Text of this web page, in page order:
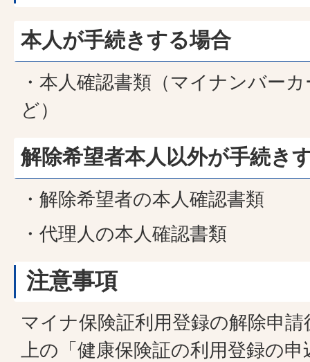
本人が手続きする場合
・本人確認書類（マイナンバー
ど）
解除希望者本人以外が手続き
・解除希望者の本人確認書類
・代理人の本人確認書類
注意事項
マイナ保険証利用登録の解除申
上の「健康保険証の利用登録の